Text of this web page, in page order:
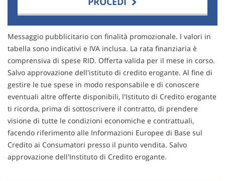
Contattaci
Messaggio pubblicitario con finalità promozionale. I valori in
tabella sono indicativi e IVA inclusa. La rata finanziaria è
comprensiva di spese RID. Offerta valida per il mese in corso.
Salvo approvazione dell'istituto di credito erogante. Al fine di
gestire le tue spese in modo responsabile e di conoscere
eventuali altre offerte disponibili, l'Istituto di Credito erogante
ti ricorda, prima di sottoscrivere il contratto, di prendere
visione di tutte le condizioni economiche e contrattuali,
facendo riferimento alle Informazioni Europee di Base sul
Credito ai Consumatori presso il punto vendita. Salvo
approvazione dell'Instituto di Credito erogante.